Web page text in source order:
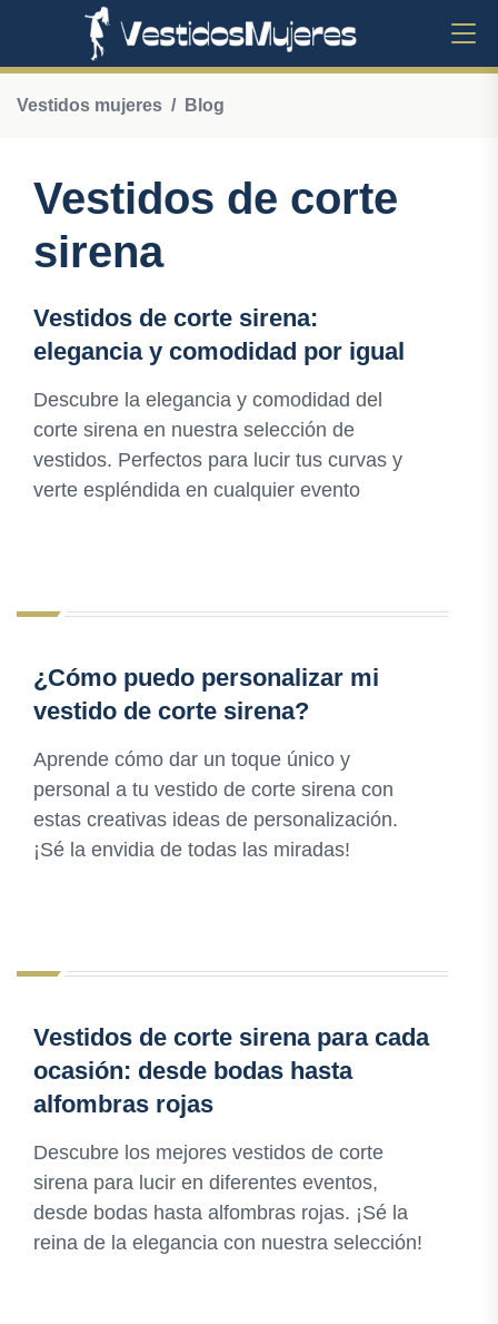
Vestidos mujeres Blog
Vestidos de corte
sirena
Vestidos de corte sirena:
elegancia y comodidad por igual
Descubre la elegancia y comodidad del
corte sirena en nuestra selección de
vestidos. Perfectos para lucir tus curvas y
verte espléndida en cualquier evento
¿Cómo puedo personalizar mi
vestido de corte sirena?
Aprende cómo dar un toque único y
personal a tu vestido de corte sirena con
estas creativas ideas de personalización.
¡Sé la envidia de todas las miradas!
Vestidos de corte sirena para cada
ocasión: desde bodas hasta
alfombras rojas
Descubre los mejores vestidos de corte
sirena para lucir en diferentes eventos,
desde bodas hasta alfombras rojas. ¡Sé la
reina de la elegancia con nuestra selección!